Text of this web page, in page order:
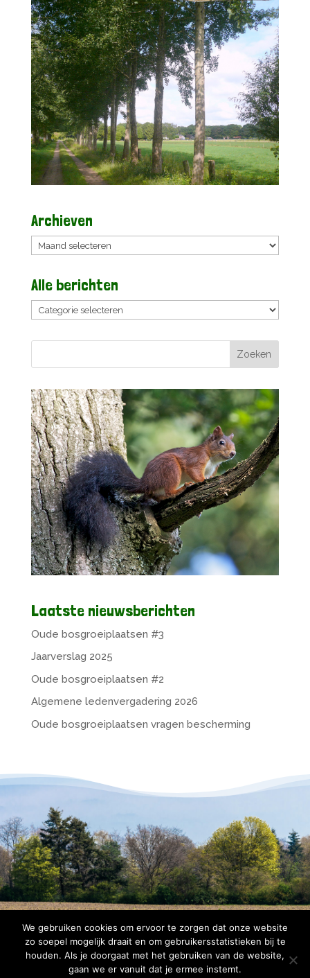
Archieven
Archieven
Alle berichten
Alle
Laatste nieuwsberichten
Oude bosgroeiplaatsen #3
Jaarverslag 2025
Oude bosgroeiplaatsen #2
Algemene ledenvergadering 2026
Oude bosgroeiplaatsen vragen bescherming
© 2026 Copyright Bomenbelang Bronckhorst |
We gebruiken cookies om ervoor te zorgen dat onze website
zo soepel mogelijk draait en om gebruikersstatistieken bij te
houden. Als je doorgaat met het gebruiken van de website,
gaan we er vanuit dat je ermee instemt.